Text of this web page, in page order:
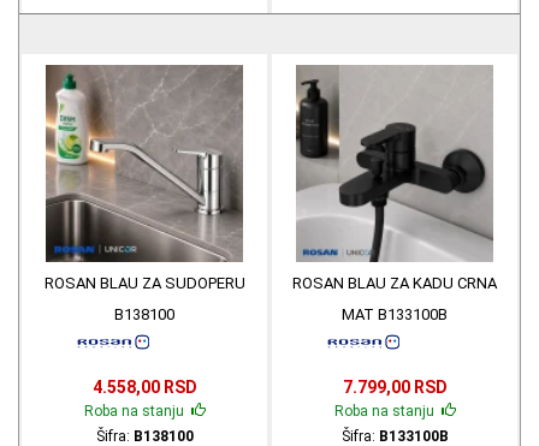
ROSAN BLAU ZA SUDOPERU
B138100
4.558,00 RSD
Roba na stanju
Šifra: B138100
ROSAN BLAU ZA KADU CRNA
MAT B133100B
7.799,00 RSD
Roba na stanju
Šifra: B133100B